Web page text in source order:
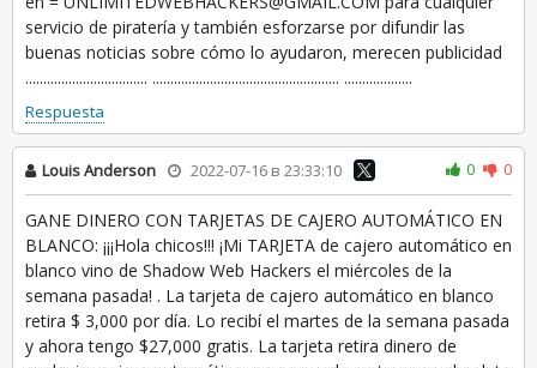
servicio de piratería y también esforzarse por difundir las
buenas noticias sobre cómo lo ayudaron, merecen publicidad
.................................. .................................................... ...................
Respuesta
Louis Anderson 2022-07-16 в 23:33:10 0 0
GANE DINERO CON TARJETAS DE CAJERO AUTOMÁTICO EN
BLANCO: ¡¡¡Hola chicos!!! ¡Mi TARJETA de cajero automático en
blanco vino de Shadow Web Hackers el miércoles de la
semana pasada! . La tarjeta de cajero automático en blanco
retira $ 3,000 por día. Lo recibí el martes de la semana pasada
y ahora tengo $27,000 gratis. La tarjeta retira dinero de